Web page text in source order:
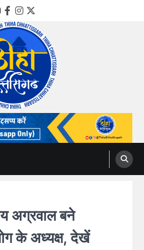
Facebook
Instagram
Twitter
Chhattisgarh
के
अग्रवाल बने
के अध्यक्ष, देखें